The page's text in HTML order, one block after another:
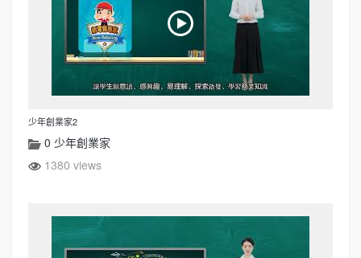
少年創業家2
0 少年創業家
1380 views